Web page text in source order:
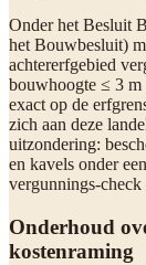
Onder het Besluit
het Bouwbesluit)
achtererfgebied
bouwhoogte ≤ 3
exact op de
zich aan deze
uitzondering:
en kavels onder
vergunnings-check
Onderhoud
kostenraming